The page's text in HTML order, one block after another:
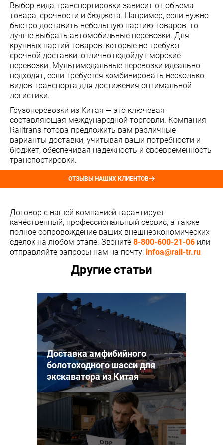
Выбор вида транспортировки зависит от объема
товара, срочности и бюджета. Например, если нужно
быстро доставить небольшую партию товаров, то
лучше выбрать автомобильные перевозки. Для
крупных партий товаров, которые не требуют
срочной доставки, отлично подойдут морские
перевозки. Мультимодальные перевозки идеально
подходят, если требуется комбинировать несколько
видов транспорта для достижения оптимальной
логистики.
Грузоперевозки из Китая — это ключевая
составляющая международной торговли. Компания
Railtrans готова предложить вам различные
варианты доставки, учитывая ваши потребности и
бюджет, обеспечивая надежность и своевременность
транспортировки.
ОТЗЫВЫ НАШИХ КЛИЕНТОВ
Договор с нашей компанией гарантирует
качественный, профессиональный сервис, а также
полное сопровождение ваших внешнеэкономических
сделок на любом этапе. Звоните 8-800-600-21-06 или
отправляйте запросы нам на почту: infoa@rail-tr.ru
Другие статьи
Доставка амфибийного
болотоходного шасси для
экскаватора из Китая